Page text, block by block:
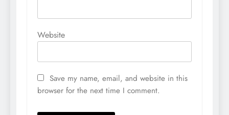
Website
Save my name, email, and website in this
browser for the next time I comment.